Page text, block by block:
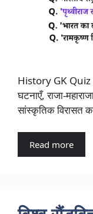
History GK Quiz
घटनाएँ, राजा-
सांस्कृतिक विरासत
Read more